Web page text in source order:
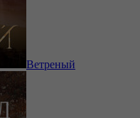
Ветреный